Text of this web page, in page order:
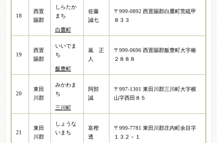
18
西置
賜郡
しらたか
まち
白鷹町
佐藤
誠七
〒999-0892 西置賜郡白鷹町荒砥甲
８３３
19
西置
賜郡
いいでま
ち
飯豊町
嵐 正
人
〒999-0696 西置賜郡飯豊町大字椿
２８８８
20
東田
川郡
みかわま
ち
三川町
阿部
誠
〒997-1301 東田川郡三川町大字横
山字西田８５
21
東田
川郡
しょうな
いまち
富樫
透
〒999-7781 東田川郡庄内町余目字
１３２－１